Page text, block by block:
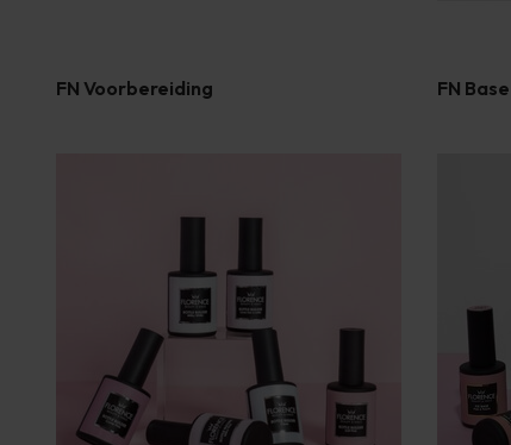
FN Voorbereiding FN